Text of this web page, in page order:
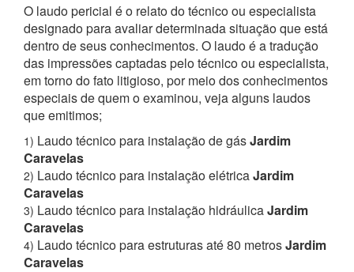
O laudo pericial é o relato do técnico ou especialista
designado para avaliar determinada situação que está
dentro de seus conhecimentos. O laudo é a tradução
das impressões captadas pelo técnico ou especialista,
em torno do fato litigioso, por meio dos conhecimentos
especiais de quem o examinou, veja alguns laudos
que emitimos;
1) Laudo técnico para instalação de gásJardim
Caravelas
2) Laudo técnico para instalação elétricaJardim
Caravelas
3) Laudo técnico para instalação hidráulicaJardim
Caravelas
4) Laudo técnico para estruturas até 80 metrosJardim
Caravelas